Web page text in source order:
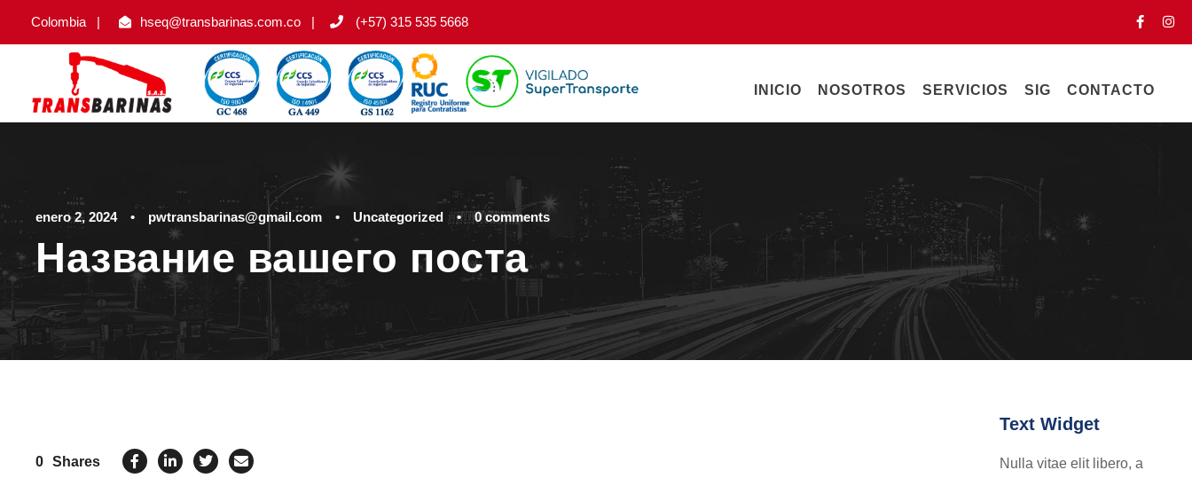
Colombia | hseq@transbarinas.com.co | (+57) 315 535 5668
INICIO NOSOTROS SERVICIOS SIG CONTACTO
enero 2, 2024 • pwtransbarinas@gmail.com • Uncategorized • 0 comments
Название вашего поста
0 Shares
Text Widget
Nulla vitae elit libero, a